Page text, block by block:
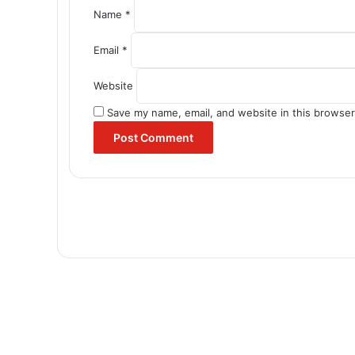
Name *
Email *
Website
Save my name, email, and website in this